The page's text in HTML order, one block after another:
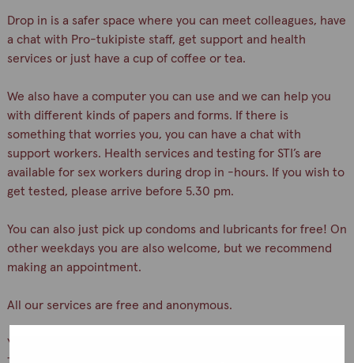
Drop in is a safer space where you can meet colleagues, have
a chat with Pro-tukipiste staff, get support and health
services or just have a cup of coffee or tea.
We also have a computer you can use and we can help you
with different kinds of papers and forms. If there is
something that worries you, you can have a chat with
support workers. Health services and testing for STI’s are
available for sex workers during drop in -hours. If you wish to
get tested, please arrive before 5.30 pm.
You can also just pick up condoms and lubricants for free! On
other weekdays you are also welcome, but we recommend
making an appointment.
All our services are free and anonymous.
You can find our office on Yliopistonkatu 24 A 18, 5th floor.